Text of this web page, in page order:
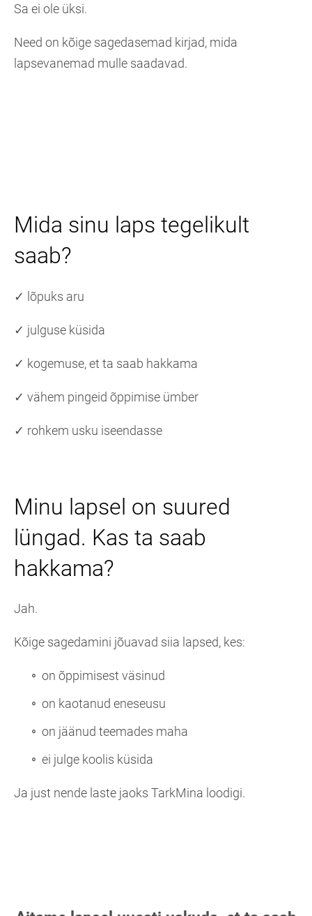
Sa ei ole üksi.
Need on kõige sagedasemad kirjad, mida
lapsevanemad mulle saadavad.
Mida sinu laps tegelikult
saab?
✓ lõpuks aru
✓ julguse küsida
✓ kogemuse, et ta saab hakkama
✓ vähem pingeid õppimise ümber
✓ rohkem usku iseendasse
Minu lapsel on suured
lüngad. Kas ta saab
hakkama?
Jah.
Kõige sagedamini jõuavad siia lapsed, kes:
on õppimisest väsinud
on kaotanud eneseusu
on jäänud teemades maha
ei julge koolis küsida
Ja just nende laste jaoks TarkMina loodigi.